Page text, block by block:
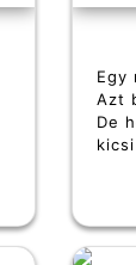
Egy
Azt
De